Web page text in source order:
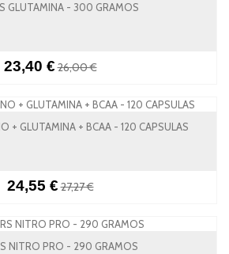
GLUTAMINA - 300 GRAMOS
23,40 €26,00 €
+ GLUTAMINA + BCAA - 120 CAPSULAS
24,55 €27,27 €
NITRO PRO - 290 GRAMOS